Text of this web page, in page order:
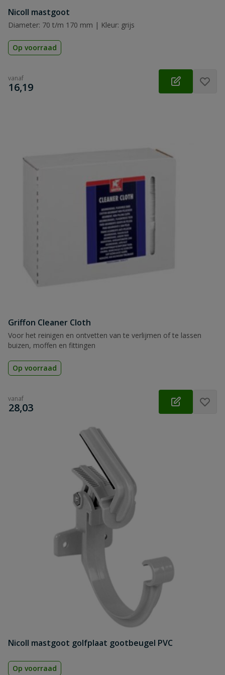
Nicoll mastgoot
Diameter: 70 t/m 170 mm | Kleur: grijs
Op voorraad
vanaf
€
16,19
Griffon Cleaner Cloth
Voor het reinigen en ontvetten van te verlijmen of te lassen
buizen, moffen en fittingen
Op voorraad
vanaf
€
28,03
Nicoll mastgoot golfplaat gootbeugel PVC
Op voorraad